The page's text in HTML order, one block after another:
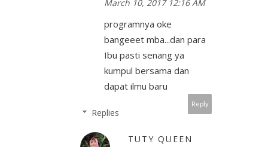
March 10, 2017 12:16 AM
programnya oke
bangeeet mba...dan para
Ibu pasti senang ya
kumpul bersama dan
dapat ilmu baru
Reply
Replies
TUTY QUEEN